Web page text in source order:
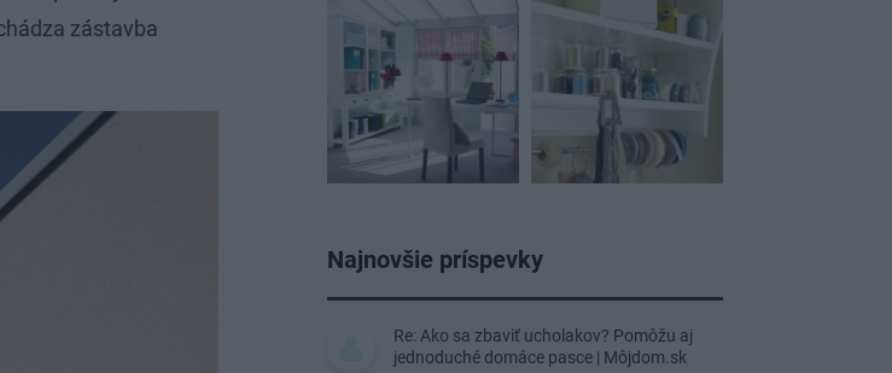
zástavba
Najnovšie príspevky
Re: Ako sa zbaviť ucholakov? Pomôžu aj
jednoduché domáce pasce | Môjdom.sk